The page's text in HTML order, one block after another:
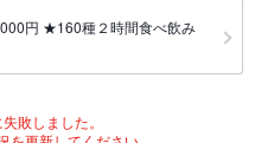
円 ★160種２時間食べ飲み
敗しました。